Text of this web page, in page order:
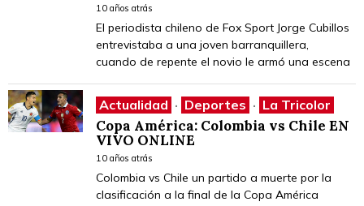
10 años atrás
El periodista chileno de Fox Sport Jorge Cubillos
entrevistaba a una joven barranquillera,
cuando de repente el novio le armó una escena
Actualidad · Deportes · La Tricolor
Copa América: Colombia vs Chile EN
VIVO ONLINE
10 años atrás
Colombia vs Chile un partido a muerte por la
clasificación a la final de la Copa América